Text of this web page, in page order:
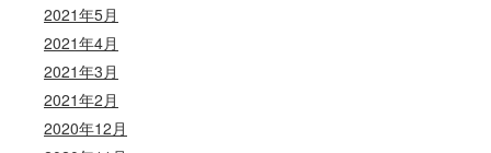
2021年5月
2021年4月
2021年3月
2021年2月
2020年12月